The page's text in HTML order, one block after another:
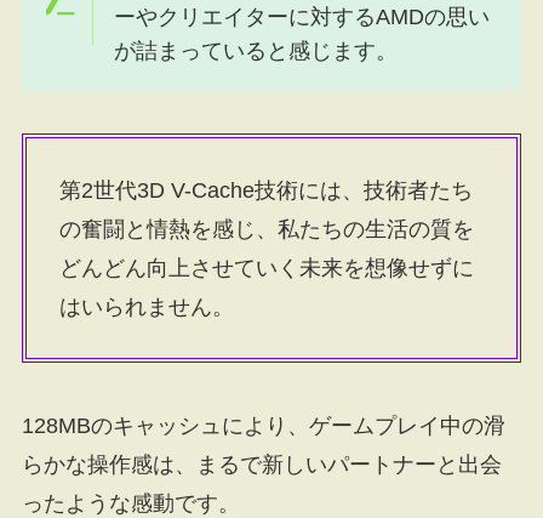
ーやクリエイターに対するAMDの思い
が詰まっていると感じます。
第2世代3D V-Cache技術には、技術者たち
の奮闘と情熱を感じ、私たちの生活の質を
どんどん向上させていく未来を想像せずに
はいられません。
128MBのキャッシュにより、ゲームプレイ中の滑
らかな操作感は、まるで新しいパートナーと出会
ったような感動です。